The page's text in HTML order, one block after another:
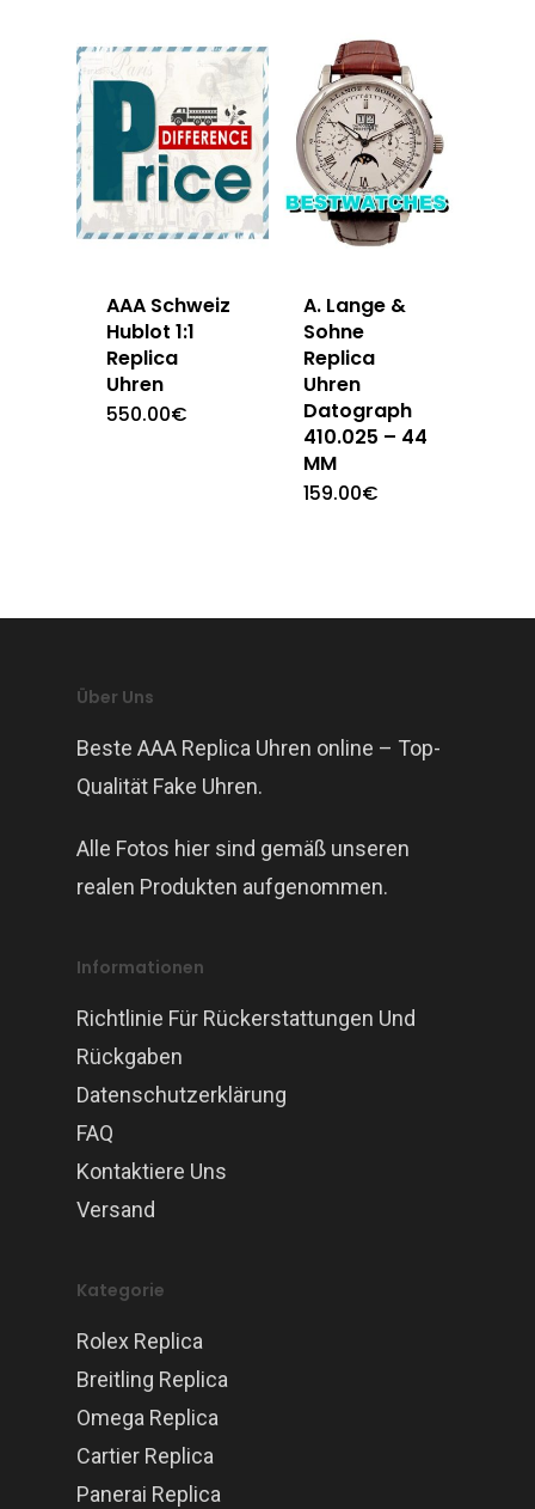
AAA Schweiz
Hublot 1:1
Replica
Uhren
550.00€
A. Lange &
Sohne
Replica
Uhren
Datograph
410.025 – 44
MM
159.00€
Über Uns
Beste AAA Replica Uhren online – Top-
Qualität Fake Uhren.
Alle Fotos hier sind gemäß unseren
realen Produkten aufgenommen.
Informationen
Richtlinie Für Rückerstattungen Und
Rückgaben
Datenschutzerklärung
FAQ
Kontaktiere Uns
Versand
Kategorie
Rolex Replica
Breitling Replica
Omega Replica
Cartier Replica
Panerai Replica